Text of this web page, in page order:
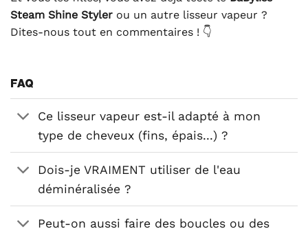
Steam Shine Styler ou un autre lisseur vapeur ?
Dites-nous tout en commentaires ! 👇
FAQ
Ce lisseur vapeur est-il adapté à mon
type de cheveux (fins, épais...) ?
Dois-je VRAIMENT utiliser de l'eau
déminéralisée ?
Peut-on aussi faire des boucles ou des